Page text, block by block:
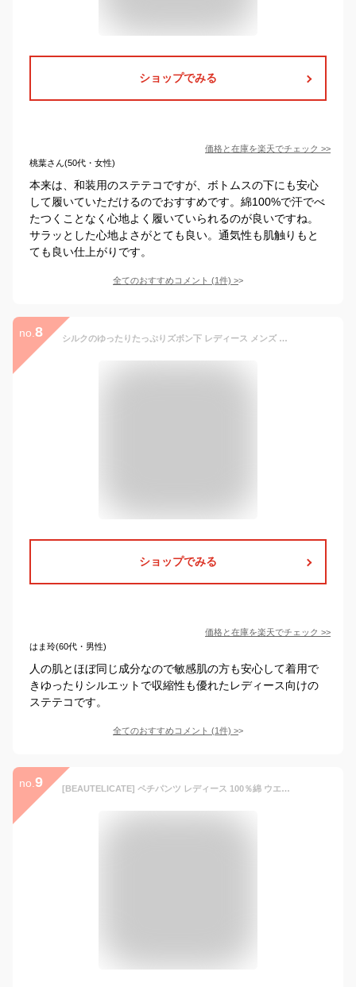
ショップでみる
価格と在庫を楽天でチェック >>
桃葉さん(50代・女性)
本来は、和装用のステテコですが、ボトムスの下にも安心
して履いていただけるのでおすすめです。綿100%で汗でべ
たつくことなく心地よく履いていられるのが良いですね。
サラッとした心地よさがとても良い。通気性も肌触りもと
ても良い仕上がりです。
全てのおすすめコメント (1件) >
no. 8 シルクのゆったりたっぷりズボン下 レディース メンズ シルク ステテコ パンツ スパッツ 春夏 レギンス シルク100% 絹 冷えとり 冷え取り あったか 10分丈 12分丈 マタニティ 妊婦 M L トール ホワイト 白 黒 841[I:9/20]
ショップでみる
価格と在庫を楽天でチェック >>
はま玲(60代・男性)
人の肌とほぼ同じ成分なので敏感肌の方も安心して着用で
きゆったりシルエットで収縮性も優れたレディース向けの
ステテコです。
全てのおすすめコメント (1件) >
no. 9 [BEAUTELICATE] ペチパンツ レディース 100％綿 ウエストゴム 通気性 静電気防止 ホワイト L